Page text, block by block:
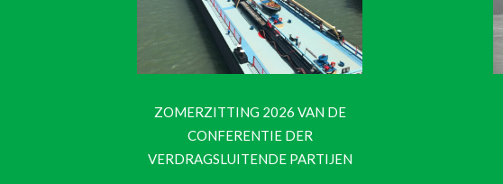
ZOMERZITTING 2026 VAN DE
CONFERENTIE DER
VERDRAGSLUITENDE PARTIJEN